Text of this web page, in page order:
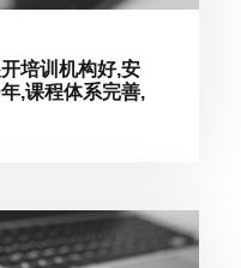
培训机构好,安
,课程体系完善,